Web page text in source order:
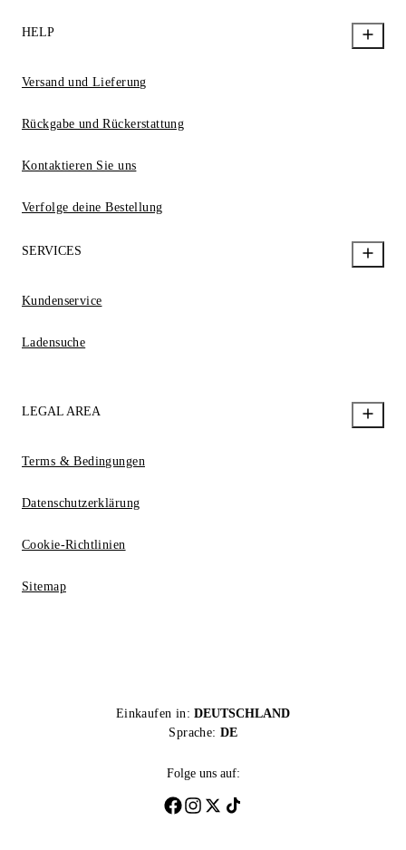
HELP
Versand und Lieferung
Rückgabe und Rückerstattung
Kontaktieren Sie uns
Verfolge deine Bestellung
SERVICES
Kundenservice
Ladensuche
LEGAL AREA
Terms & Bedingungen
Datenschutzerklärung
Cookie-Richtlinien
Sitemap
Einkaufen in: DEUTSCHLAND
Sprache: DE
Folge uns auf: